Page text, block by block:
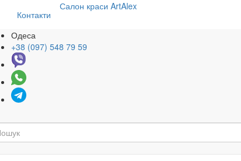
Контакти
Салон краси ArtAlex
Одеса
+38 (097) 548 79 59